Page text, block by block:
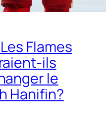
Flames
ils
le
Hanifin?